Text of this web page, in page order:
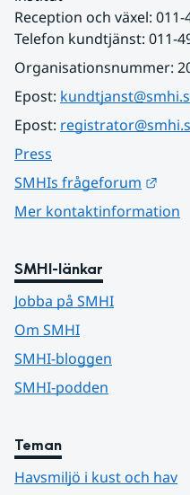
Reception och växel: 011-
Telefon kundtjänst: 011-
Organisationsnummer:
Epost:
Epost:
Press
SMHIs frågeforum
Mer kontaktinformation
SMHI-länkar
Jobba på SMHI
Om SMHI
SMHI-bloggen
SMHI-podden
Teman
Havsmiljö i kust och hav